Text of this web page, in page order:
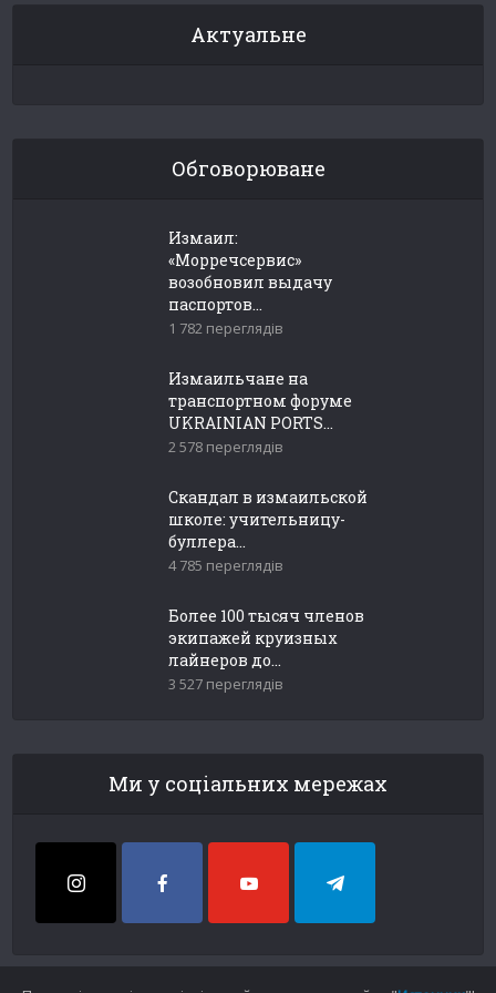
Актуальне
Обговорюване
Измаил:
«Морречсервис»
возобновил выдачу
паспортов...
1 782 переглядів
Измаильчане на
транспортном форуме
UKRAINIAN PORTS...
2 578 переглядів
Скандал в измаильской
школе: учительницу-
буллера...
4 785 переглядів
Более 100 тысяч членов
экипажей круизных
лайнеров до...
3 527 переглядів
Ми у соціальних мережах